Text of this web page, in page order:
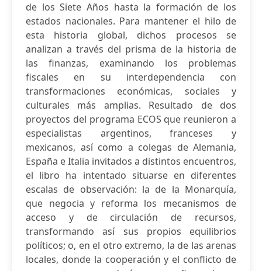
de los Siete Años hasta la formación de los
estados nacionales. Para mantener el hilo de
esta historia global, dichos procesos se
analizan a través del prisma de la historia de
las finanzas, examinando los problemas
fiscales en su interdependencia con
transformaciones económicas, sociales y
culturales más amplias. Resultado de dos
proyectos del programa ECOS que reunieron a
especialistas argentinos, franceses y
mexicanos, así como a colegas de Alemania,
España e Italia invitados a distintos encuentros,
el libro ha intentado situarse en diferentes
escalas de observación: la de la Monarquía,
que negocia y reforma los mecanismos de
acceso y de circulación de recursos,
transformando así sus propios equilibrios
políticos; o, en el otro extremo, la de las arenas
locales, donde la cooperación y el conflicto de